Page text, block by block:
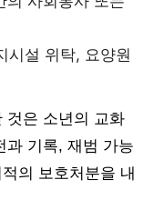
시설 위탁, 요양원
것은 소년의 교화
과 기록, 재범 가능
의 보호처분을 내